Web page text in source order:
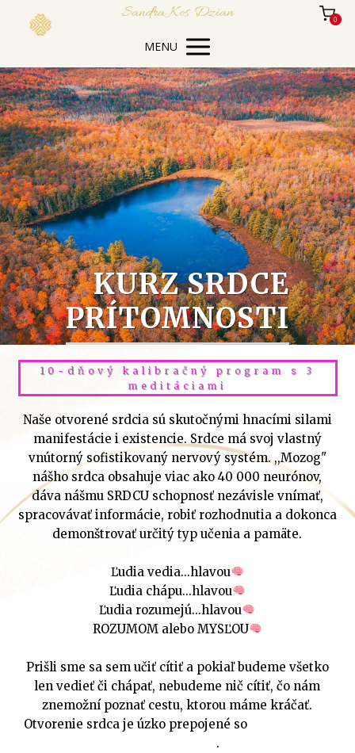
Sandra Kos Dzian 0
MENU
KURZ SRDCE
PRÍTOMNOSTI
10-dňový kalibračný program s 3
meditáciami
Naše otvorené srdcia sú skutočnými hnacími silami
manifestácie i existencie. Srdce má svoj vlastný
vnútorný sofistikovaný nervový systém. ,,Mozog"
nášho srdca obsahuje viac ako 40 000 neurónov,
dáva nášmu SRDCU schopnosť nezávisle vnímať,
spracovávať informácie, robiť rozhodnutia a dokonca
demonštrovať určitý typ učenia a pamäte.
Ľudia vedia...hlavou
Ľudia chápu...hlavou
Ľudia rozumejú...hlavou
ROZUMOM alebo MYSĽOU
Prišli sme sa sem učiť cítiť a pokiaľ budeme všetko
len vedieť či chápať, nebudeme nič cítiť, čo nám
znemožní poznať cestu, ktorou máme kráčať.
Otvorenie srdca je úzko prepojené so
.